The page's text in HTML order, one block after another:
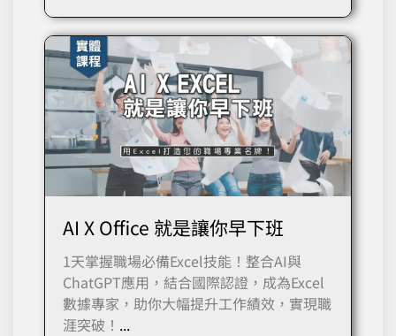
AI X Office 就是讓你早下班
1天掌握職場必備Excel技能！整合AI與
ChatGPT應用，結合國際認證，成為Excel
數據專家，助你大幅提升工作績效，實現職
涯突破！ ...